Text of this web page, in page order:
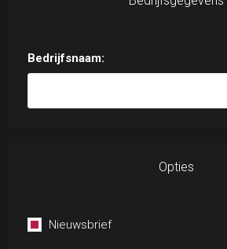
Bedrijfsnaam:
Opties
Nieuwsbrief